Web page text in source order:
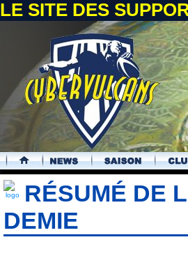
LE SITE DES
.
RÉSUMÉ DE
DEMIE